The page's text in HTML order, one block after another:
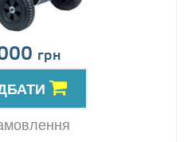
грн